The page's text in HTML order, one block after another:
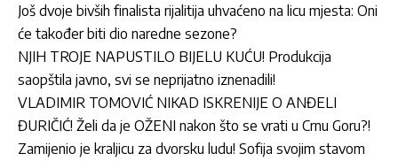
Još dvoje bivših finalista rijalitija uhvaćeno na licu mjesta: Oni
će također biti dio naredne sezone?
NJIH TROJE NAPUSTILO BIJELU KUĆU! Produkcija
saopštila javno, svi se neprijatno iznenadili!
VLADIMIR TOMOVIĆ NIKAD ISKRENIJE O ANĐELI
ĐURIČIĆ! Želi da je OŽENI nakon što se vrati u Crnu Goru?!
Zamijenio je kraljicu za dvorsku ludu! Sofija svojim stavom